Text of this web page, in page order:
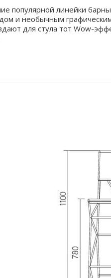
популярной линейки
и необычным
для стула тот Wow-